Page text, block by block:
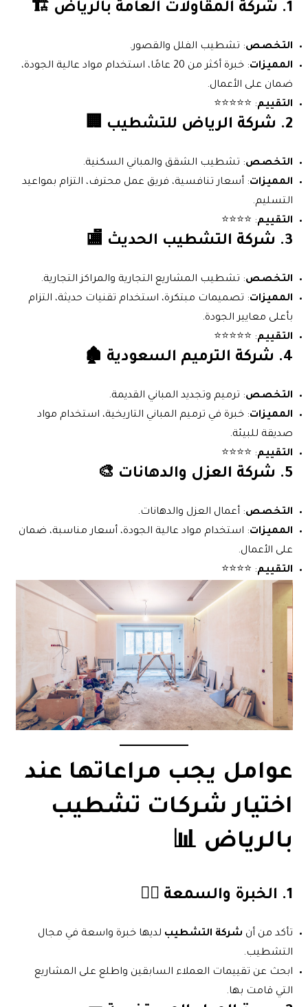
1. شركة المقاولات العامة بالرياض 🏗️
التخصص: تشطيب الفلل والقصور.
المميزات
: خبرة أكثر من 20 عامًا، استخدام مواد عالية الجودة،
ضمان على الأعمال.
التقييم: ⭐⭐⭐⭐⭐
2. شركة الرياض للتشطيب 🏢
التخصص: تشطيب الشقق والمباني السكنية.
المميزات: أسعار تنافسية، فريق عمل محترف، التزام بمواعيد
التسليم.
التقييم: ⭐⭐⭐⭐
3. شركة التشطيب الحديث 🏬
التخصص: تشطيب المشاريع التجارية والمراكز التجارية.
المميزات: تصميمات مبتكرة، استخدام تقنيات حديثة، التزام
بأعلى معايير الجودة.
التقييم: ⭐⭐⭐⭐⭐
4. شركة الترميم السعودية 🏚️
التخصص: ترميم وتجديد المباني القديمة.
المميزات: خبرة في ترميم المباني التاريخية، استخدام مواد
صديقة للبيئة.
التقييم: ⭐⭐⭐⭐
5. شركة العزل والدهانات 🎨
التخصص: أعمال العزل والدهانات.
المميزات: استخدام مواد عالية الجودة، أسعار مناسبة، ضمان
على الأعمال.
التقييم: ⭐⭐⭐⭐
عوامل يجب مراعاتها عند
اختيار شركات تشطيب
بالرياض 📊
1. الخبرة والسمعة 👷‍♂️
تأكد من أن شركة التشطيب لديها خبرة واسعة في مجال
التشطيب.
ابحث عن تقييمات العملاء السابقين واطلع على المشاريع
التي قامت بها.